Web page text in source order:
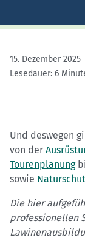
15. Dezember 2025
Lesedauer: 6
Und deswegen
von der
Tourenplanung
sowie
Die hier
professionellen